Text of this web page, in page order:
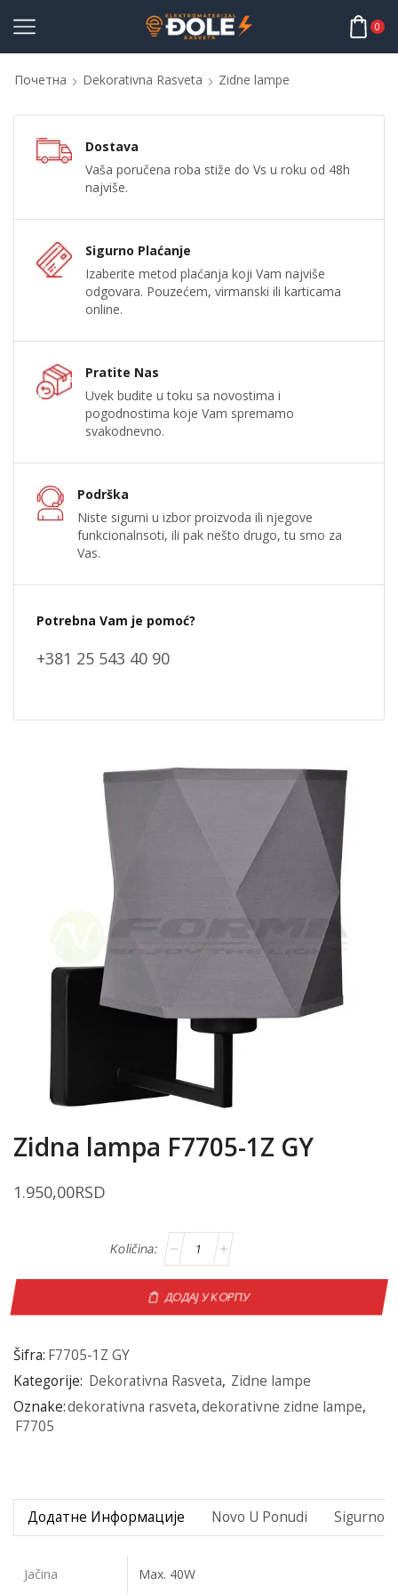
0
Почетна Dekorativna Rasveta Zidne lampe
Dostava
Vaša poručena roba stiže do Vs u roku od 48h
najviše.
Sigurno Plaćanje
Izaberite metod plaćanja koji Vam najviše
odgovara. Pouzećem, virmanski ili karticama
online.
Pratite Nas
Uvek budite u toku sa novostima i
pogodnostima koje Vam spremamo
svakodnevno.
Podrška
Niste sigurni u izbor proizvoda ili njegove
funkcionalnsoti, ili pak nešto drugo, tu smo za
Vas.
Potrebna Vam je pomoć?
+381 25 543 40 90
Zidna lampa F7705-1Z GY
1.950,00RSD
ДОДАЈ У КОРПУ
Šifra: F7705-1Z GY
Kategorije: Dekorativna Rasveta, Zidne lampe
Oznake:dekorativna rasveta,dekorativne zidne lampe,
F7705
Додатне Информације Novo U Ponudi Sigurno
Jačina Max. 40W